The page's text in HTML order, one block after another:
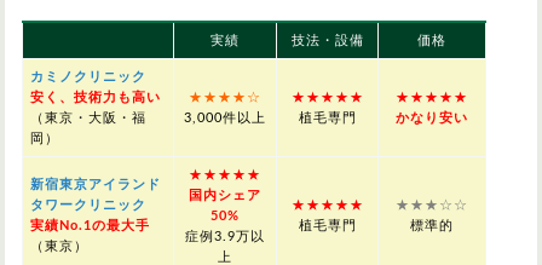
実績 技法・設備 価格
カミノクリニック
安く、技術力も高い
（東京・大阪・福
岡）
★★★★☆
3,000件以上
★★★★★
植毛専門
★★★★★
かなり安い
新宿東京アイランド
タワークリニック
実績No.1の最大手
（東京）
★★★★★
国内シェア
50%
症例3.9万以
上
★★★★★
植毛専門
★★★☆☆
標準的